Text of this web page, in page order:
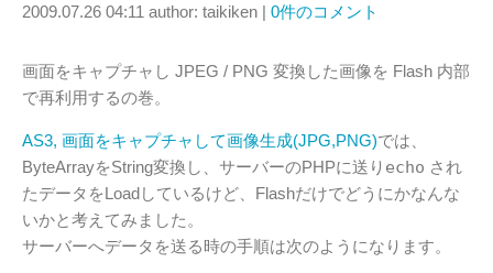
2009.07.26 04:11 author: taikiken | 0件のコメント
画面をキャプチャし JPEG / PNG 変換した画像を Flash 内部
で再利用するの巻。
AS3, 画面をキャプチャして画像生成(JPG,PNG)では、
ByteArrayをString変換し、サーバーのPHPに送り echo され
たデータをLoadしているけど、Flashだけでどうにかなんな
いかと考えてみました。
サーバーへデータを送る時の手順は次のようになります。